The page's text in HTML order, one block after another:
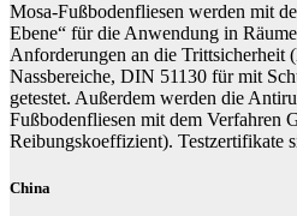
Mosa-Fußbodenfliesen werden mit
Ebene“ für die Anwendung in
Anforderungen an die
Nassbereiche, DIN 51130 für mit
getestet. Außerdem werden die
Fußbodenfliesen mit dem Verfahren
Reibungskoeffizient). Testzertifikate
China